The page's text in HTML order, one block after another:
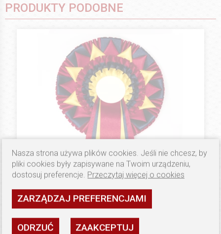
PRODUKTY PODOBNE
PLATINUM
Kotyliony (Floo) Dark Star
Dostępność: wysoka
Nasza strona używa plików cookies. Jeśli nie chcesz, by
pliki cookies były zapisywane na Twoim urządzeniu,
dostosuj preferencje. Przeczytaj więcej o cookies
ZARZĄDZAJ PREFERENCJAMI
ODRZUĆ ZAAKCEPTUJ